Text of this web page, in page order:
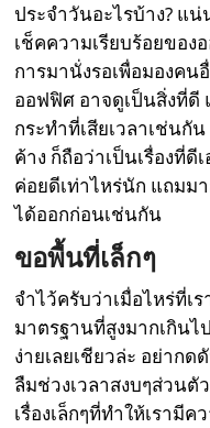
ประจำวันอะไรบ้าง? แ
เช็คความเรียบร้อยขอ
การมานั่งรอเพื่อมองคน
ออฟฟิศ อาจดูเป็นสิ่งที่ดี
กระทำที่เสียเวลาเช่นกั
ค้าง ก็ถือว่าเป็นเรื่องที่
ค่อยดีเท่าไหร่นัก แถมม
ได้ออกก่อนเช่นกัน
ขอพื้นที่เล็กๆ
จำไว้ครับว่าเมื่อไหร่ที่เ
มาตรฐานที่สูงมากเกิน
ง่ายเลยเชียวล่ะ อย่ากด
ลืมช่วงเวลาสงบๆส่วนตั
เรื่องเล็กๆที่ทำให้เรามี